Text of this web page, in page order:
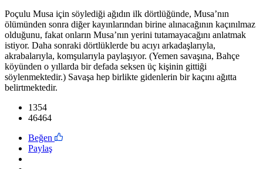
Poçulu Musa için söylediği ağıdın ilk dörtlüğünde, Musa’nın
ölümünden sonra diğer kayınlarından birine alınacağının kaçınılmaz
olduğunu, fakat onların Musa’nın yerini tutamayacağını anlatmak
istiyor. Daha sonraki dörtlüklerde bu acıyı arkadaşlarıyla,
akrabalarıyla, komşularıyla paylaşıyor. (Yemen savaşına, Bahçe
köyünden o yıllarda bir defada seksen üç kişinin gittiği
söylenmektedir.) Savaşa hep birlikte gidenlerin bir kaçını ağıtta
belirtmektedir.
1354
46464
Beğen
Paylaş